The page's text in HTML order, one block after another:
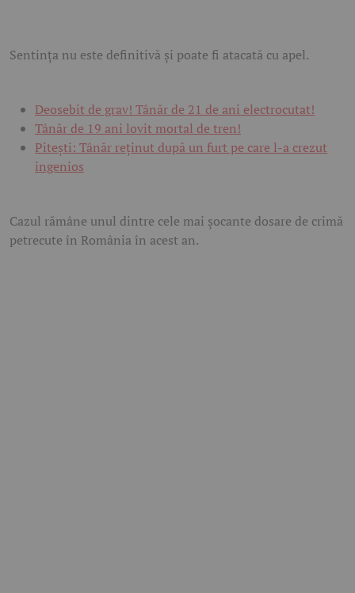
Sentința nu este definitivă și poate fi atacată cu apel.
Deosebit de grav! Tânăr de 21 de ani electrocutat!
Tânăr de 19 ani lovit mortal de tren!
Pitești: Tânăr reținut după un furt pe care l-a crezut
ingenios
Cazul rămâne unul dintre cele mai șocante dosare de crimă
petrecute în România în acest an.